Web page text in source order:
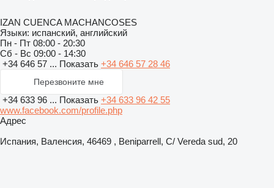
IZAN CUENCA MACHANCOSES
Языки: испанский, английский
Пн - Пт 08:00 - 20:30
Сб - Вс 09:00 - 14:30
+34 646 57 ... Показать +34 646 57 28 46
Перезвоните мне
+34 633 96 ... Показать +34 633 96 42 55
www.facebook.com/profile.php
Адрес
Испания, Валенсия, 46469 , Beniparrell, C/ Vereda sud, 20